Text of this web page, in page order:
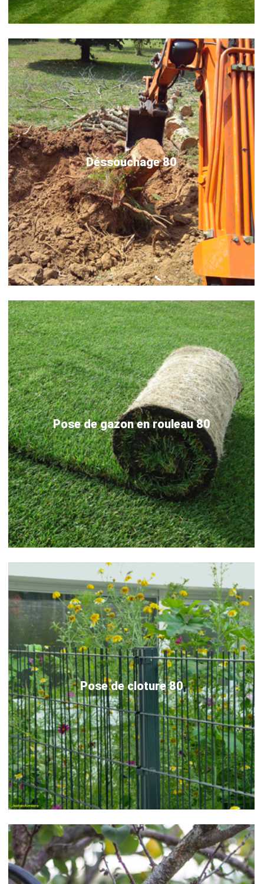
Déssouchage 80
Pose de gazon en rouleau 80
Pose de cloture 80